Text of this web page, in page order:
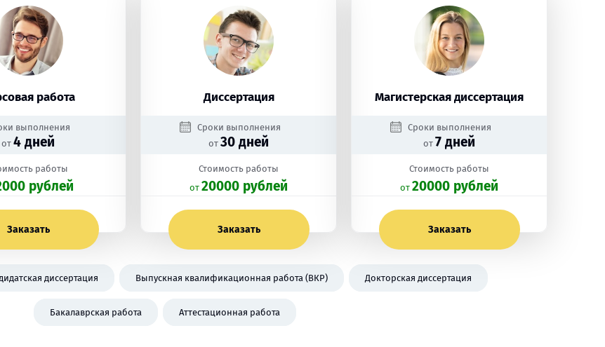
работа
выполнения
от 4 дней
работы
рублей
Заказать
Диссертация
Сроки выполнения
от 30 дней
Стоимость работы
oт 20000 рублей
Заказать
Магистерская диссертация
Сроки выполнения
от 7 дней
Стоимость работы
oт 20000 рублей
Заказать
диссертация Выпускная квалификационная работа (ВКР) Докторская диссертация
Бакалаврская работа Аттестационная работа